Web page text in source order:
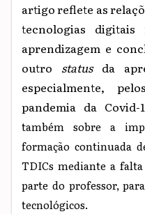
artigo reflete as
tecnologias
aprendizagem e
outro statusda
especialmente,
pandemia da Covid-
também sobre a
formação continuada
TDICs mediante a
parte do professor,
tecnológicos.